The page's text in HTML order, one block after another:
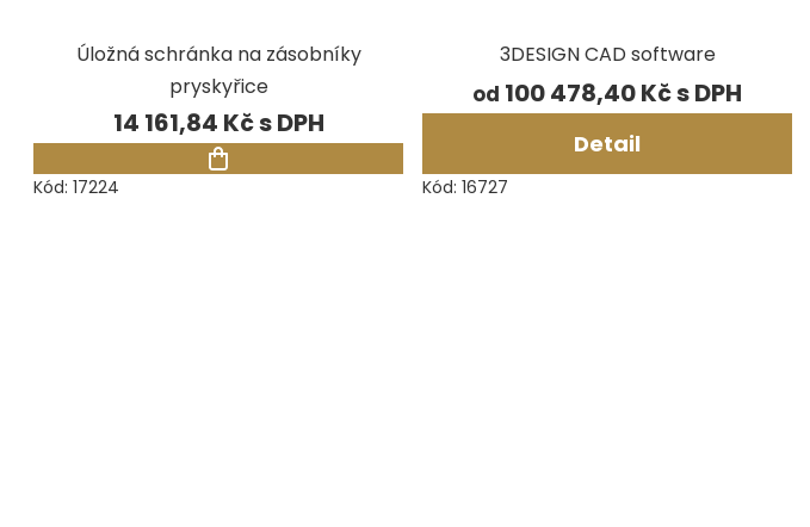
Úložná schránka na zásobníky
pryskyřice
14 161,84 Kč
Kód: 17224
3DESIGN CAD software
od 100 478,40 Kč
Detail
Kód: 16727